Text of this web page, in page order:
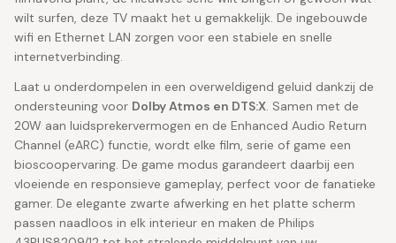
wilt surfen, deze TV maakt het u gemakkelijk. De ingebouwde
wifi en Ethernet LAN zorgen voor een stabiele en snelle
internetverbinding.
Laat u onderdompelen in een overweldigend geluid dankzij de
ondersteuning voor Dolby Atmos en DTS:X. Samen met de
20W aan luidsprekervermogen en de Enhanced Audio Return
Channel (eARC) functie, wordt elke film, serie of game een
bioscoopervaring. De game modus garandeert daarbij een
vloeiende en responsieve gameplay, perfect voor de fanatieke
gamer. De elegante zwarte afwerking en het platte scherm
passen naadloos in elk interieur en maken de Philips